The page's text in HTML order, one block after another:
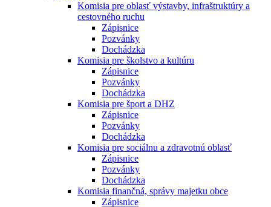
Komisia pre oblasť výstavby, infraštruktúry a
cestovného ruchu
Zápisnice
Pozvánky
Dochádzka
Komisia pre školstvo a kultúru
Zápisnice
Pozvánky
Dochádzka
Komisia pre šport a DHZ
Zápisnice
Pozvánky
Dochádzka
Komisia pre sociálnu a zdravotnú oblasť
Zápisnice
Pozvánky
Dochádzka
Komisia finančná, správy majetku obce
Zápisnice